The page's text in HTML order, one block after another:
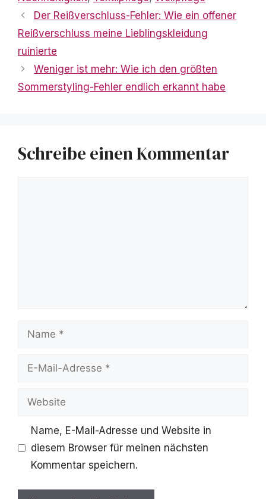
Der Reißverschluss-Fehler: Wie ein offener
Reißverschluss meine Lieblingskleidung
ruinierte
Weniger ist mehr: Wie ich den größten
Sommerstyling-Fehler endlich erkannt habe
Schreibe einen Kommentar
Name
Adresse
Website
Name, E-Mail-Adresse und Website in
diesem Browser für meinen nächsten
Kommentar speichern.